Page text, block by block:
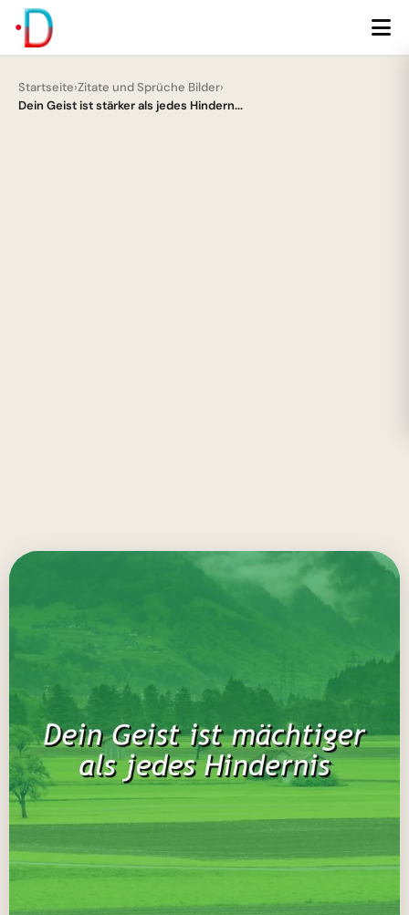
Startseite›Zitate und Sprüche Bilder›
Dein Geist ist stärker als jedes Hindern...